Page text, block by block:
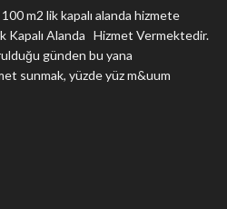
m2 lik kapalı alanda hizmete
Kapalı Alanda Hizmet Vermektedir.
günden bu yana
sunmak, yüzde yüz m&uum